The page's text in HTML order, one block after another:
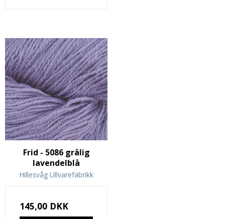
Frid - 5086 grålig
lavendelblå
Hillesvåg Ullvarefabrikk
145,00 DKK